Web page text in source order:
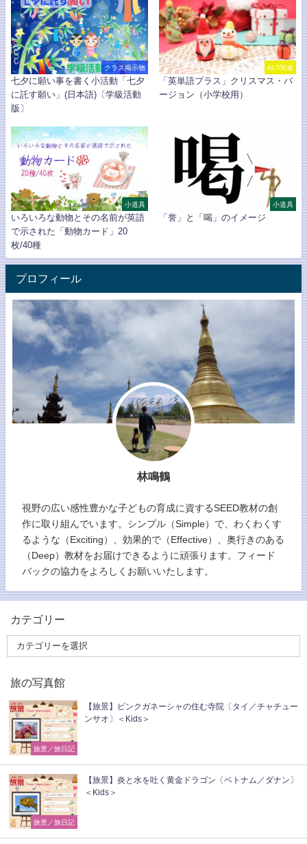
クラス掲示物
七夕に願い事を書く小活動「七夕
に託す願い」(日本語)〔学級活動
版〕
ALT関連
「英単語プラス」クリスマス・バ
ージョン（小学校用）
小道具
いろいろな動物とその名前が英語
で示された「動物カード」20
枚/40種
小道具
「誉」と「喝」のイメージ
プロフィール
林鳴鶴
視野の広い感性豊かな子どもの育成に資するSEED教材の創
作に取り組んでいます。シンプル（Simple）で、わくわくす
るような（Exciting）、効果的で（Effective）、奥行きのある
（Deep）教材をお届けできるように頑張ります。フィード
バックの協力をよろしくお願いいたします。
カテゴリー
旅の写真館
旅景／旅日記
【旅景】ピンクガネーシャの住む寺院〔タイ／チャチュー
ンサオ〕＜Kids＞
旅景／旅日記
【旅景】炎と水を吐く黄金ドラゴン〔ベトナム／ダナン〕
＜Kids＞